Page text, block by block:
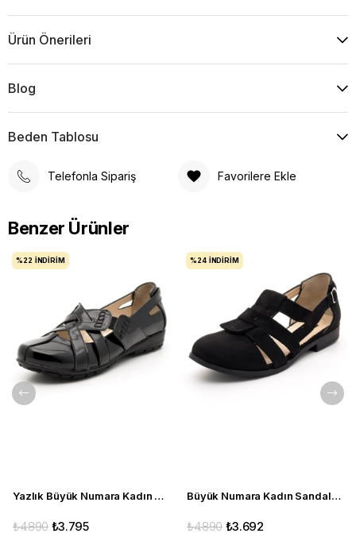
Ürün Önerileri
Blog
Beden Tablosu
Telefonla Sipariş Favorilere Ekle
Benzer Ürünler
Yazlık Büyük Numara Kadın Babet C1347 siyah
₺3.795
₺4.890
%22 İNDIRIM
Büyük Numara Kadın Sandalet Babet Ayakkabı 6259 siyah
₺3.692
₺4.890
%24 İNDIRIM